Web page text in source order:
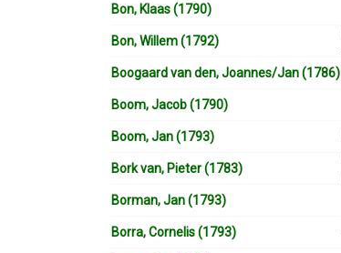
Bon, Klaas (1790)
Bon, Willem (1792)
Boogaard van den, Joannes/Jan (1786)
Boom, Jacob (1790)
Boom, Jan (1793)
Bork van, Pieter (1783)
Borman, Jan (1793)
Borra, Cornelis (1793)